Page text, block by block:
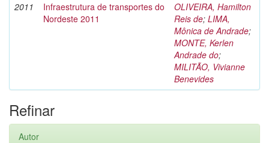
2011
Infraestrutura de transportes do
Nordeste 2011
OLIVEIRA, Hamilton
Reis de; LIMA,
Mônica de Andrade;
MONTE, Kerlen
Andrade do;
MILITÃO, Vivianne
Benevides
Refinar
Autor